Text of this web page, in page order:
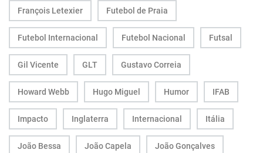
François Letexier Futebol de Praia
Futebol Internacional Futebol Nacional Futsal
Gil Vicente GLT Gustavo Correia
Howard Webb Hugo Miguel Humor IFAB
Impacto Inglaterra Internacional Itália
João Bessa João Capela João Gonçalves